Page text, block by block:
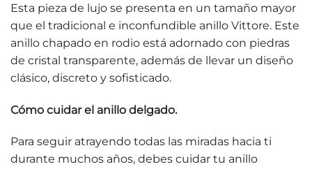
Esta pieza de lujo se presenta en un tamaño mayor
que el tradicional e inconfundible anillo Vittore. Este
anillo chapado en rodio está adornado con piedras
de cristal transparente, además de llevar un diseño
clásico, discreto y sofisticado.
Cómo cuidar el anillo delgado.
Para seguir atrayendo todas las miradas hacia ti
durante muchos años, debes cuidar tu anillo